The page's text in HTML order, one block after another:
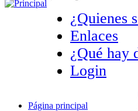
¿Quienes
Enlaces
¿Qué hay
Login
Página principal